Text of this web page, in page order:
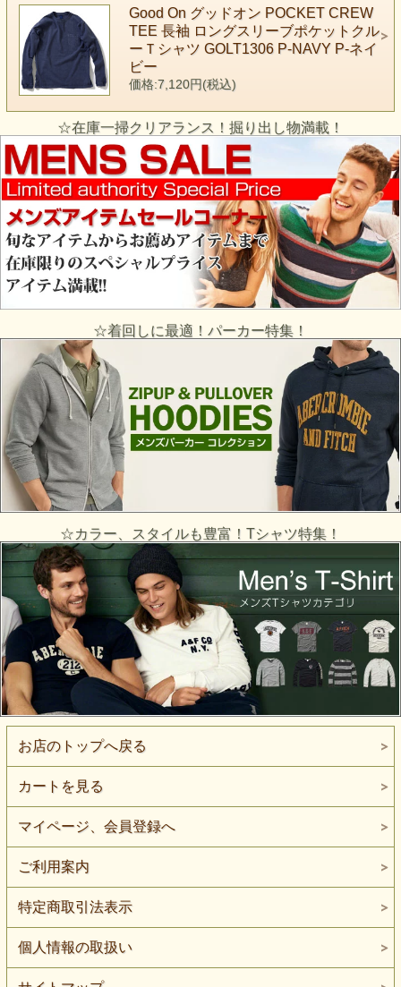
Good On グッドオン POCKET CREW
TEE 長袖 ロングスリーブポケットクル
ーＴシャツ GOLT1306 P-NAVY P-ネイ
ビー
価格:7,120円(税込)
☆在庫一掃クリアランス！掘り出し物満載！
☆着回しに最適！パーカー特集！
☆カラー、スタイルも豊富！Tシャツ特集！
お店のトップへ戻る
カートを見る
マイページ、会員登録へ
ご利用案内
特定商取引法表示
個人情報の取扱い